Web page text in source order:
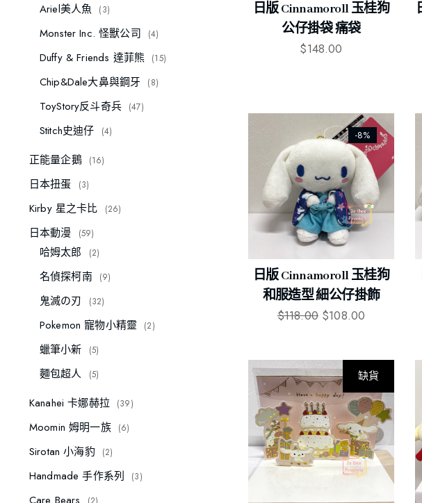
日版 Cinnamoroll 玉桂狗
公仔掛袋 痛袋
$148.00
-8%
日版 Cinnamoroll 玉桂狗
和服造型 細公仔掛飾
$118.00 $108.00
缺貨
Ariel美人魚 3
Monster Inc. 怪獸公司 4
Duffy & Friends 達菲熊 15
Chip&Dale大鼻與鋼牙 8
ToyStory反斗奇兵 47
Stitch史迪仔 4
正能量企鵝 16
日本扭蛋 3
Kirby 星之卡比 26
日本動漫 59
哈姆太郎 2
名偵探柯南 9
鬼滅の刃 32
Pokemon 寵物小精靈 2
蠟筆小新 5
麵包超人 5
Kanahei 卡娜赫拉 39
Moomin 姆明一族 6
Sirotan 小海豹 2
Handmade 手作系列 3